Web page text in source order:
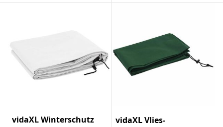
vidaXL Winterschutz
vidaXL Vlies-